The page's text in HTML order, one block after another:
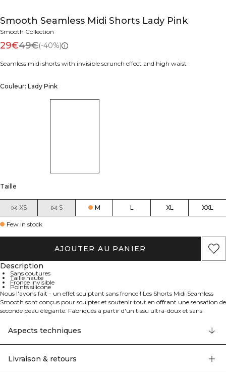
Smooth Seamless Midi Shorts Lady Pink
Smooth Collection
29€49€(-40%)
Seamless midi shorts with invisible scrunch effect and high waist
Couleur: Lady Pink
Taille
XS S M L XL XXL
Few in stock
AJOUTER AU PANIER
Description
Sans coutures
Taille haute
Fronce invisible
Points silicone
Nous l'avons fait - un effet sculptant sans fronce ! Les Shorts Midi Seamless
Smooth sont conçus pour sculpter et soutenir tout en offrant une sensation de
seconde peau élégante. Fabriqués à partir d'un tissu ultra-doux et sans
une coupe flatteuse et un matériau résistant aux squats. L'effet de fronce
invisible et la forme en V à l'arrière mettent en valeur vos courbes naturelles.
92% Nylon Recyclé, 8% Elastan.
Aspects techniques
Livraison & retours